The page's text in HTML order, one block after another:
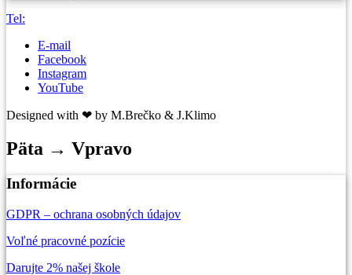
Tel:
E-mail
Facebook
Instagram
YouTube
Designed with ❤ by M.Brečko & J.Klimo
Päta → Vpravo
Informácie
GDPR – ochrana osobných údajov
Voľné pracovné pozície
Darujte 2% našej škole